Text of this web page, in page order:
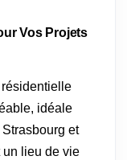
Vos Projets
idéale
et
un lieu de vie